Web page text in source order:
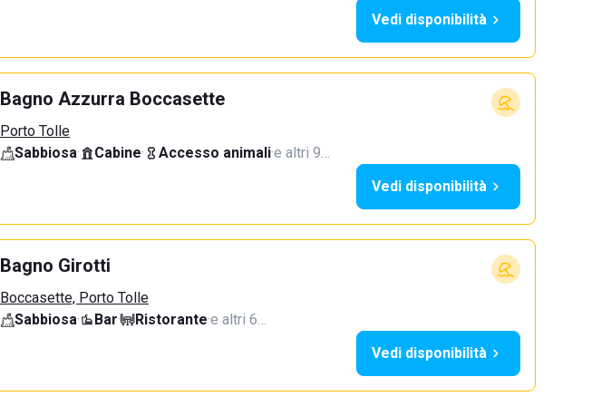
Vedi disponibilità
Bagno Azzurra Boccasette
Porto Tolle
Sabbiosa· Cabine· Accesso animali·e altri 9…
Vedi disponibilità
Bagno Girotti
Boccasette, Porto Tolle
Sabbiosa· Bar· Ristorante·e altri 6…
Vedi disponibilità